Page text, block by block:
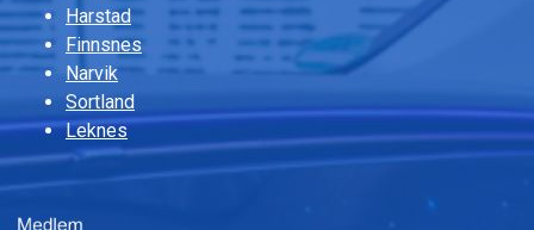
Harstad
Finnsnes
Narvik
Sortland
Leknes